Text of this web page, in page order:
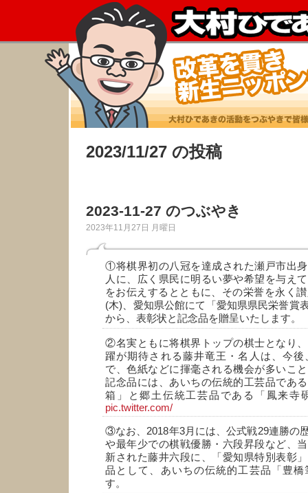
2023/11/27 の投稿
2023-11-27 のつぶやき
2023年11月27日 月曜日
①将棋界初の八冠を達成された瀬戸市出
人に、広く県民に明るい夢や希望を与え
をお伝えするとともに、その栄誉を永く
(木)、愛知県公館にて「愛知県県民栄誉賞
から、表彰状と記念品を贈呈いたします。
②名実ともに将棋界トップの棋士となり
躍が期待される藤井竜王・名人は、今
で、色紙などに揮毫される機会が多いこ
記念品には、あいちの伝統的工芸品であ
箱」と郷土伝統工芸品である「鳳来寺
pic.twitter.com/
③なお、2018年3月には、公式戦29連勝の
や最年少での棋戦優勝・六段昇段など、
新された藤井六段に、「愛知県特別表彰
品として、あいちの伝統的工芸品「豊
す。